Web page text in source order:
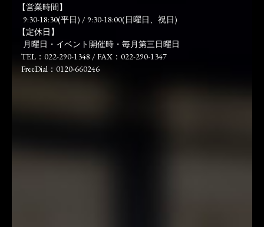
【営業時間】
9:30-18:30(平日) / 9:30-18:00(日曜日、祝日)
【定休日】
月曜日・イベント開催時・毎月第三日曜日
TEL：022-290-1348 / FAX：022-290-1347
FreeDial：0120-660246